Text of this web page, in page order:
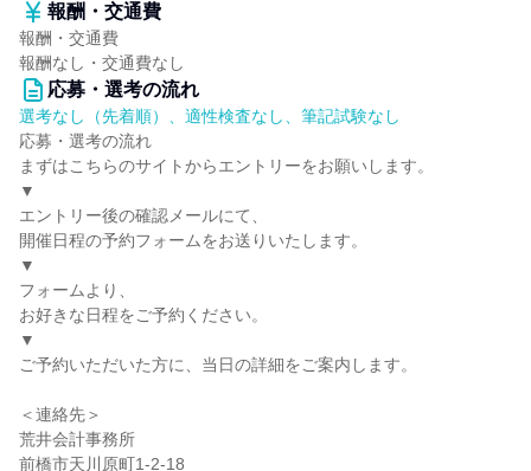
報酬・交通費
報酬・交通費
報酬なし・交通費なし
応募・選考の流れ
選考なし（先着順）、適性検査なし、筆記試験なし
応募・選考の流れ
まずはこちらのサイトからエントリーをお願いします。
▼
エントリー後の確認メールにて、
開催日程の予約フォームをお送りいたします。
▼
フォームより、
お好きな日程をご予約ください。
▼
ご予約いただいた方に、当日の詳細をご案内します。
＜連絡先＞
荒井会計事務所
前橋市天川原町1-2-18